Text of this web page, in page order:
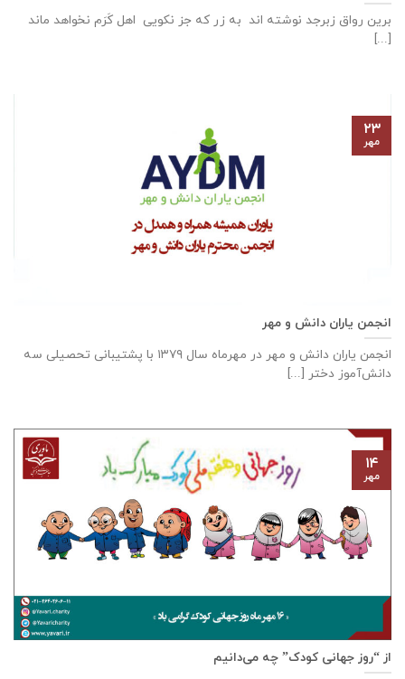
برین رواق زبرجد نوشته اند به زر که جز نکویی اهل کَرَم نخواهد ماند
[...]
انجمن یاران دانش و مهر
انجمن یاران دانش و مهر در مهرماه سال ۱۳۷۹ با پشتیبانی تحصیلی سه
دانش‌آموز دختر [...]
۲۳
مهر
از “روز جهانی کودک” چه می‌دانیم
۱۴
مهر